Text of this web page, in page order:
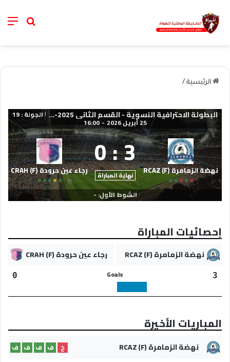
خانة
الرئيسية /
البطولة الاحترافية النسوية - القسم الثاني 2025-2026 | الجولة : 19
25 أبريل 2026 -
16:00
نهضة الزمامرة (F) RCAZ 3
:
0
نهاية المباراة رجاء عين حرودة (F) CRAH
الشوط الأول: -
إحصائيات المباراة
نهضة الزمامرة (F) RCAZ رجاء عين حرودة (F) CRAH
3
Goals
0
المباريات الأخيرة
نهضة الزمامرة (F) RCAZ خ ف ف ف ف